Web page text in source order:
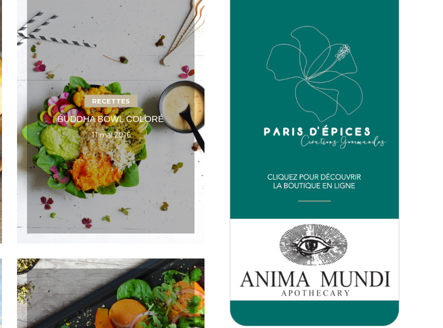
RECETTES
BUDDHA BOWL COLORÉ
11 mai 2016